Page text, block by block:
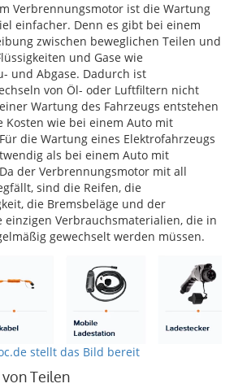
Verbrennungsmotor ist die Wartung
einfacher. Denn es gibt bei einem
zwischen beweglichen Teilen und
und Gase wie
und Abgase. Dadurch ist
von Öl- oder Luftfiltern nicht
Wartung des Fahrzeugs entstehen
Kosten wie bei einem Auto mit
die Wartung eines Elektrofahrzeugs
als bei einem Auto mit
der Verbrennungsmotor mit all
sind die Reifen, die
die Bremsbeläge und der
Verbrauchsmaterialien, die in
gewechselt werden müssen.
stellt das Bild bereit
Teilen